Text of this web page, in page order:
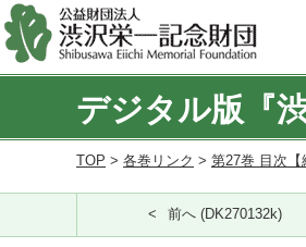
デジタル版『
TOP > 各巻リンク > 第27巻 目次【
前へ (DK270132k)